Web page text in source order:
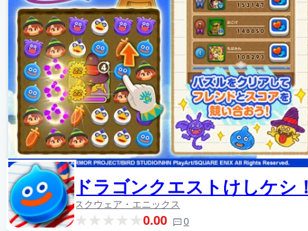
ドラゴンクエストけしケシ
スクウェア・エニックス
0.00 0